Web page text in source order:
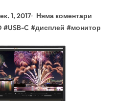
1, 2017
Няма коментари
#USB-C #дисплей #монитор